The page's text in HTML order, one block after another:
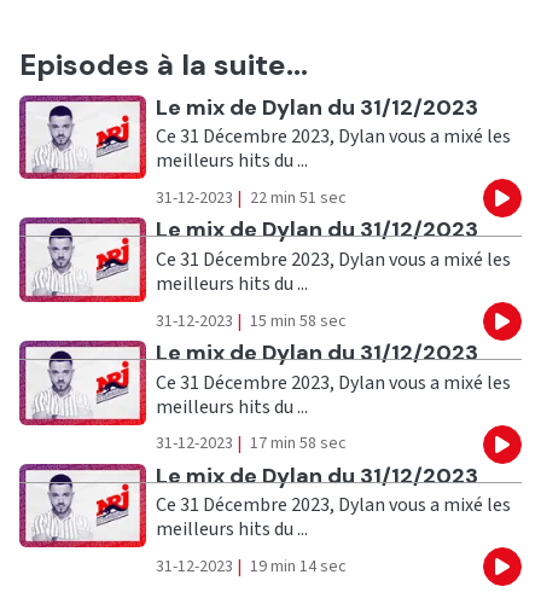
Episodes à la suite...
Ecouter
Le mix de Dylan du 31/12/2023
Ce 31 Décembre 2023, Dylan vous a mixé les
meilleurs hits du ...
31-12-2023 | 22 min 51 sec
Ecouter
Le mix de Dylan du 31/12/2023
Ce 31 Décembre 2023, Dylan vous a mixé les
meilleurs hits du ...
31-12-2023 | 15 min 58 sec
Ecouter
Le mix de Dylan du 31/12/2023
Ce 31 Décembre 2023, Dylan vous a mixé les
meilleurs hits du ...
31-12-2023 | 17 min 58 sec
Ecouter
Le mix de Dylan du 31/12/2023
Ce 31 Décembre 2023, Dylan vous a mixé les
meilleurs hits du ...
31-12-2023 | 19 min 14 sec